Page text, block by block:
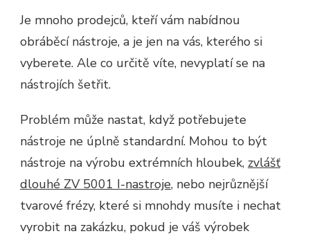
Je mnoho prodejců, kteří vám nabídnou
obráběcí nástroje, a je jen na vás, kterého si
vyberete. Ale co určitě víte, nevyplatí se na
nástrojích šetřit.
Problém může nastat, když potřebujete
nástroje ne úplně standardní. Mohou to být
nástroje na výrobu extrémních hloubek, zvlášť
dlouhé ZV 5001 I-nastroje, nebo nejrůznější
tvarové frézy, které si mnohdy musíte i nechat
vyrobit na zakázku, pokud je váš výrobek